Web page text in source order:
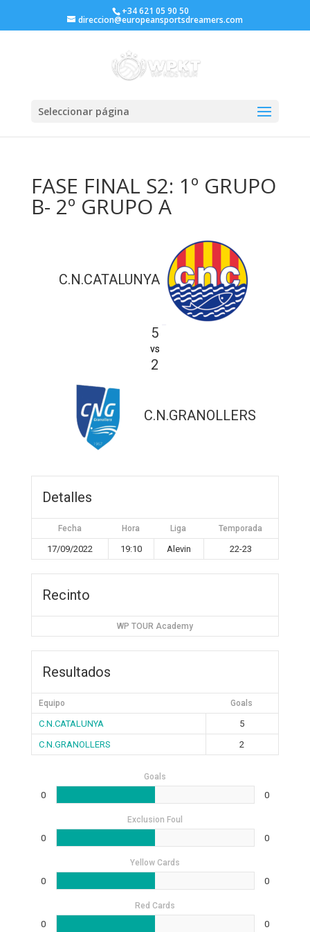
+34 621 05 90 50
direccion@europeansportsdreamers.com
Seleccionar página
FASE FINAL S2: 1º GRUPO
B- 2º GRUPO A
C.N.CATALUNYA
5
vs
2
C.N.GRANOLLERS
Detalles
Fecha Hora Liga Temporada
17/09/2022 19:10 Alevin 22-23
Recinto
WP TOUR Academy
Resultados
Equipo Goals
C.N.CATALUNYA
5
C.N.GRANOLLERS
2
Goals
0 0
Exclusion Foul
0 0
Yellow Cards
0 0
Red Cards
0 0